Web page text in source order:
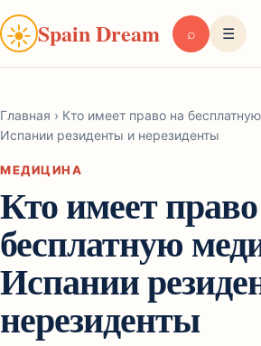
☀Spain Dream ⌕ ☰
Главная › Кто имеет право на
Испании резиденты и нерезиденты
МЕДИЦИНА
Кто имеет
бесплатную
Испании
нерезиденты